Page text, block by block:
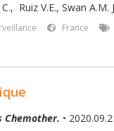
, Ruiz V.E., Swan A.M.
France
Chemother. •